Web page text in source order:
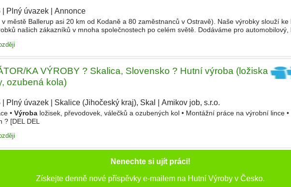
| Plný úvazek| Annonce
v městě Ballerup asi 20 km od Kodaně a 80 zaměstnanců v Ostravě). Naše výrobky slouží ke
našich zákazníků v mnoha společnostech po celém světě. Dodáváme pro automobilový,
KA VÝROBY ? Skalica, Slovensko ? Hutní výroba (ložiska,
ozubená kola)
| Plný úvazek| Skalice (Jihočeský kraj), Skal Amikov job, s.r.o.
• Výrobaložisek, převodovek, válečků a ozubených kol • Montážní práce na výrobní lince
? [DEL DEL
Nenechte si ujít práci!
Získejte denně nové příspěvky e-mailem na Hutní Výroby v Česko.